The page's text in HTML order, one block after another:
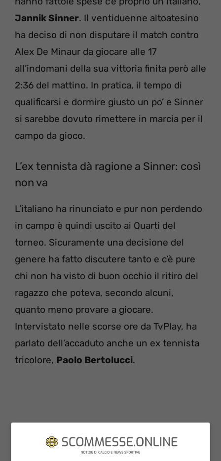
Jannik Sinner. Il ventiduenne altoatesino
ha deciso di non disputare il match contro
Alex De Minaur da giocare alle 17
all’indomani della sua vittoria finita però alle
2:36 del mattino. In pratica, il tempo di
qualificarsi e dormire giusto un po’ e Sinner
si sarebbe dovuto rimettere in marcia per il
campo da gioco.
L’ex tennista dà ragione a Sinner: così
non va
L’italiano ha rinunciato e pur non perdendo
in campo è quindi uscito ai Quarti del
torneo. Sicuramente una decisione del
genere ha fatto discutere tanto e c’è pure
chi non ha visto di buon occhio il ritiro del
ragazzo che poteva, secondo alcuni,
quanto meno provare a giocare.
Intervistato nelle scorse ore da TvPlay, ha
parlato dell’accaduto anche un ex tennista
tricolore, Paolo Bertolucci.